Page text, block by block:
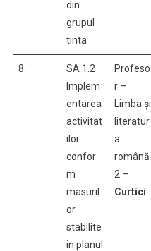
din
grupul
tinta
8.
SA 1.2
Implem
entarea
activitat
ilor
confor
m
masuril
or
stabilite
in planul
Profeso
r –
Limba și
literatur
a
română
2 –
Curtici